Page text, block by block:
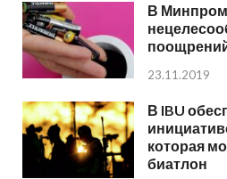
В
23.11.2019
В IBU
которая
биатлон